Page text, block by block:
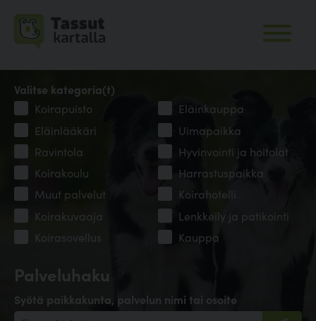
Palveluhaku
Syötä paikkakunta, palvelun nimi tai osoite
Valitse kategoria(t)
Koirapuisto
Eläinkauppa
Eläinlääkäri
Uimapaikka
Ravintola
Hyvinvointi ja hoitolat
Koirakoulu
Harrastuspaikka
Muut palvelut
Koirahotelli
Koirakuvaaja
Lenkkeily ja patikointi
Koirasovellus
Kauppa